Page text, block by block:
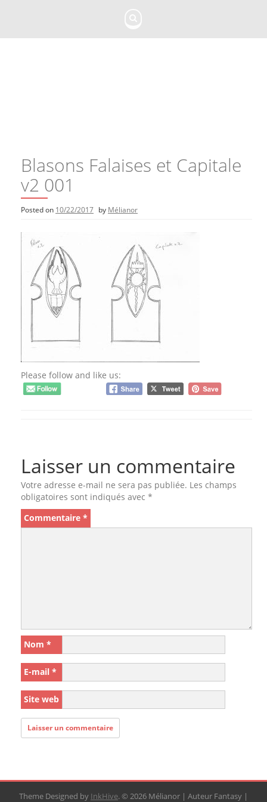
Blasons Falaises et Capitale
v2 001
Posted on 10/22/2017 by Mélianor
Please follow and like us:
Laisser un commentaire
Votre adresse e-mail ne sera pas publiée. Les champs
obligatoires sont indiqués avec *
Commentaire *
Nom *
E-mail *
Site web
Theme Designed by InkHive. © 2026 Mélianor | Auteur Fantasy |